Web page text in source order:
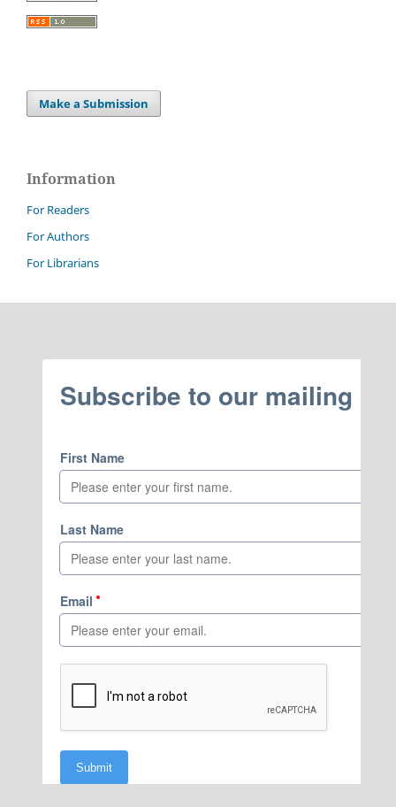
Make a Submission
Information
For Readers
For Authors
For Librarians